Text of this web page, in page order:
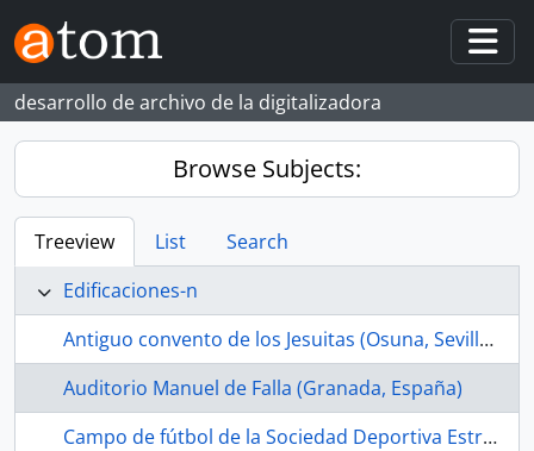
Skip to main content
desarrollo de archivo de la digitalizadora
Browse Subjects:
Treeview List
Search
Edificaciones-n
Antiguo convento de los Jesuitas (Osuna, Sevilla, España, s. XVII-)
Auditorio Manuel de Falla (Granada, España)
Campo de fútbol de la Sociedad Deportiva Estrella Bachillera (La Bachillera, Sevilla, España, ca.1968-1989)